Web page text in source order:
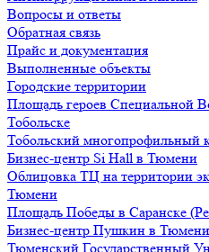
Вопросы и ответы
Обратная связь
Прайс и документация
Выполненные объекты
Городские территории
Площадь героев Специальной
Тобольске
Тобольский многопрофильный
Бизнес-центр Si Hall в Тюмени
Облицовка ТЦ на территории
Тюмени
Площадь Победы в Саранске
Бизнес-центр Пушкин в Тюмени
Тюменский Государственный